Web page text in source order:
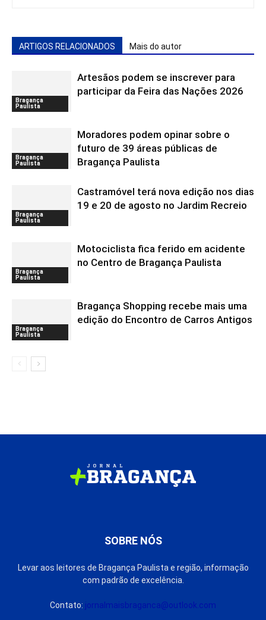
ARTIGOS RELACIONADOS Mais do autor
Bragança
Paulista
Artesãos podem se inscrever para
participar da Feira das Nações 2026
Bragança
Paulista
Moradores podem opinar sobre o
futuro de 39 áreas públicas de
Bragança Paulista
Bragança
Paulista
Castramóvel terá nova edição nos dias
19 e 20 de agosto no Jardim Recreio
Bragança
Paulista
Motociclista fica ferido em acidente
no Centro de Bragança Paulista
Bragança
Paulista
Bragança Shopping recebe mais uma
edição do Encontro de Carros Antigos
SOBRE NÓS
Levar aos leitores de Bragança Paulista e região, informação
com padrão de excelência.
Contato: jornalmaisbraganca@outlook.com